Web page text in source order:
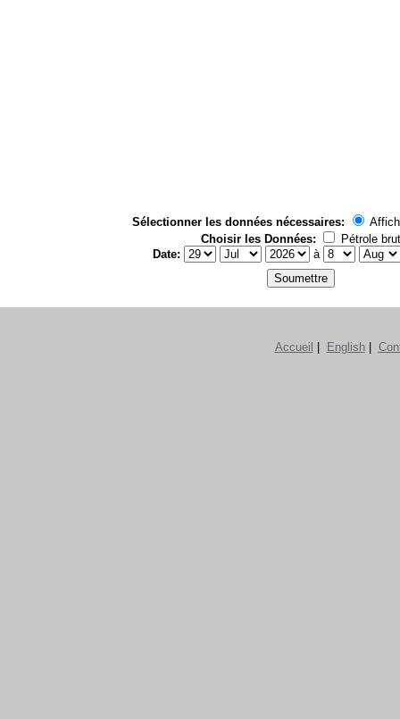
Sélectionner les données nécessaires:
Choisir les Données:
Pétrole brut
Date:
à
Accueil English|